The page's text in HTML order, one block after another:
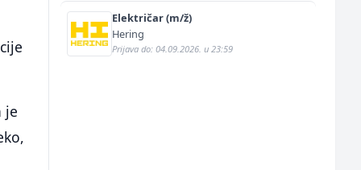
je
Električar (m/ž)
Hering
Prijava do: 04.09.2026. u 23:59